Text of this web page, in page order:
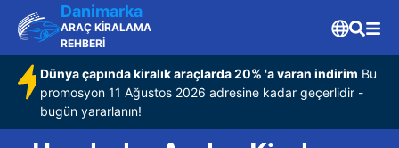
Danimarka
ARAÇ KİRALAMA
REHBERİ
Dünya çapında kiralık araçlarda 20% 'a varan indirim Bu
promosyon 11 Ağustos 2026 adresine kadar geçerlidir -
bugün yararlanın!